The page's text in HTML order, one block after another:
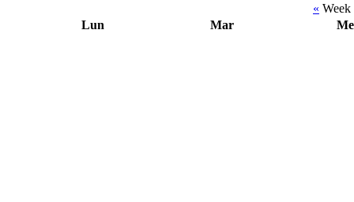
«
Lun
Mar